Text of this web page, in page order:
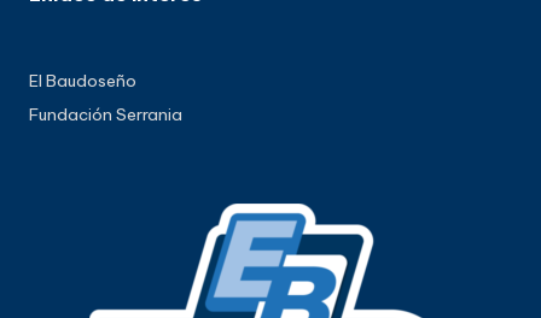
El Baudoseño
Fundación Serrania